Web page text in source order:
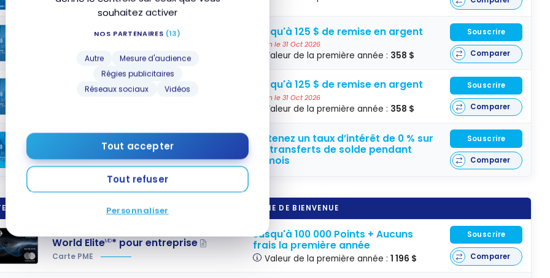
souhaitez activer
NOS PARTENAIRES (13)
Autre
Mesure d'audience
Régies publicitaires
Réseaux sociaux
Vidéos
Tout accepter
Tout refuser
Personnaliser
Jusqu'à 125 $ de remise en argent
Fin le 31 Oct 2026
Valeur de la première année : 358 $
Souscrire
Comparer
Carte MastercardMD
* BMO Remises
Jusqu'à 125 $ de remise en argent
Fin le 31 Oct 2026
Valeur de la première année : 358 $
Souscrire
Comparer
Carte Mastercard * BMO à taux
Obtenez un taux d’intérêt de 0 % sur
les transferts de solde pendant
18 mois
Souscrire
Comparer
DE CRÉDIT PRIME DE BIENVENUE
World EliteMD* pour entreprise
Carte PME
Jusqu'à 100 000 Points + Aucuns
frais la première année
Valeur de la première année :1 196 $
Souscrire
Comparer